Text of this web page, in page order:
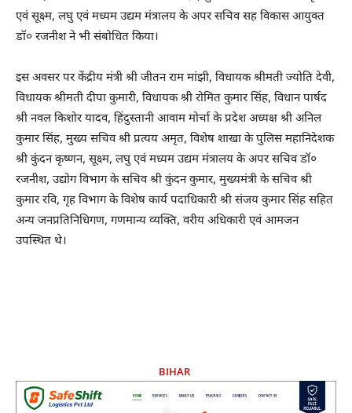
एवं सूक्ष्म, लघु एवं मध्यम उद्यम मंत्रालय के अपर सचिव सह विकास आयुक्त
डॉ० रजनीश ने भी संबोधित किया।
इस अवसर पर केंद्रीय मंत्री श्री जीतन राम मांझी, विधायक श्रीमती ज्योति देवी,
विधायक श्रीमती दीपा कुमारी, विधायक श्री रोमित कुमार सिंह, विधान पार्षद
श्री नवल किशोर यादव, हिंदुस्तानी आवाम मोर्चा के प्रदेश अध्यक्ष श्री अनिल
कुमार सिंह, मुख्य सचिव श्री प्रत्यय अमृत, विशेष शाखा के पुलिस महानिदेशक
श्री कुंदन कृष्णन, सूक्ष्म, लघु एवं मध्यम उद्यम मंत्रालय के अपर सचिव डॉ०
रजनीश, उद्योग विभाग के सचिव श्री कुंदन कुमार, मुख्यमंत्री के सचिव श्री
कुमार रवि, गृह विभाग के विशेष कार्य पदाधिकारी श्री संजय कुमार सिंह सहित
अन्य जनप्रतिनिधिगण, गणमान्य व्यक्ति, वरीय अधिकारी एवं आमजन
उपस्थित थे।
BIHAR